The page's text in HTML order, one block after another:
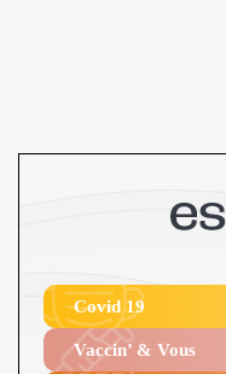
Covid 19
Vaccin’ & Vous